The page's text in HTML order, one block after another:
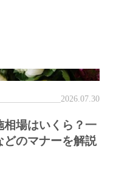
2026.07.30
相場はいくら？一
どのマナーを解説